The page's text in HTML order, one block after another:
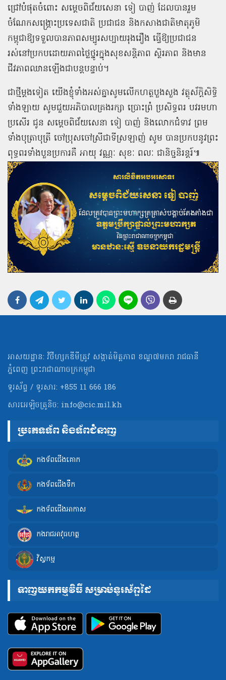
ជ្រៅបំផុតចំពោះ សម្ដេចពិជ័យសេនា ទៀ បាញ់ ដែលបានរួម
ចំណែកសង្គ្រោះប្រទេសជាតិ ប្រជាជន និងកសាងជាតិមាតុភូមិ
កម្ពុជាឱ្យទទួលបានភាពសម្បូរសប្បាយរុងរឿង ធ្វើឱ្យប្រជាជន
រស់នៅប្រកបដោយភាពថ្លៃថ្នូរក្នុងសុខសន្តិភាព ស្ថិរភាព និងមាន
ជីវភាពឈានឡើងជាបន្តបន្ទាប់។
ជាថ្មីម្តងទៀត យើងខ្ញុំទាំងអស់គ្នាសូមលើកហត្ថបួងសួង វត្ថុស័ក្ដិសិទ្ធិ
ទាំងឡាយ សូមជួយអភិបាលគ្រងរក្សា ប្រោះព្រំ ប្រសិទ្ធពរ បវរមហា
ប្រសើរ ជូន សម្ដេចពិជ័យសេនា ទៀ បាញ់ និងលោកជំទាវ ព្រម
ទាំងបុត្រាបុត្រី ចៅប្រុសចៅស្រីជាទីស្រឡាញ់ សូម បានប្រកបនូវព្រះ
ពុទ្ធពរទាំងបួនប្រការគឺ អាយុ វណ្ណៈ សុខៈ ពលៈ ជានិច្ចនិរន្តរ៍៕
អាសយដ្ឋាន: វិថីហ្សកឌីមីត្រូវ សង្កាត់មិត្ដភាព ខណ្ឌ៧មករា រាជធានី
ភ្នំពេញ ព្រះរាជាណាចក្រកម្ពុជា
ទូរស័ព្ទ / ទូរសារ: +855 11 666 186
សារអេឡិចត្រូនិច: info@cic.mil.kh
ប្រភេទទ័ព និងទ័ពជំនាញ
កងទ័ពជើងគោក
កងទ័ពជើងទឹក
កងទ័ពជើងអាកាស
កងរាជអាវុធហត្ថ
វិស្វកម្ម
ទាញយកកម្មវិធី សម្រាប់ទូរស័ព្ទដៃ